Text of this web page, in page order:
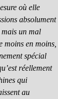
où elle
absolument
mais un mal
moins en moins,
spécial
réellement
qui
au